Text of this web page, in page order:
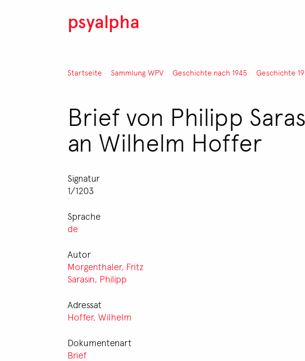
psyalpha
Pfadnavigation
Startseite Sammlung WPV Geschichte nach 1945 Geschichte
Brief von Philipp
an Wilhelm Hoffer
Signatur
1/1203
Sprache
de
Autor
Morgenthaler, Fritz
Sarasin, Philipp
Adressat
Hoffer, Wilhelm
Dokumentenart
Brief